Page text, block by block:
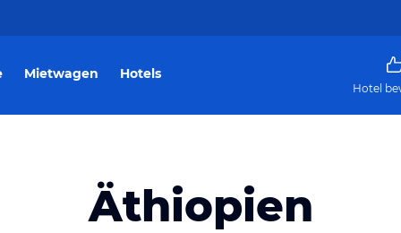
Mietwagen Hotels
Hotel
Äthiopien